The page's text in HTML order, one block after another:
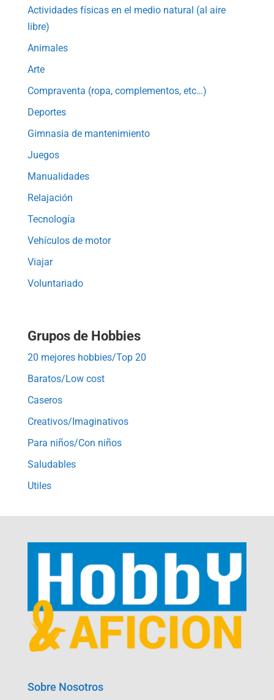
Actividades físicas en el medio natural (al aire
libre)
Animales
Arte
Compraventa (ropa, complementos, etc…)
Deportes
Gimnasia de mantenimiento
Juegos
Manualidades
Relajación
Tecnología
Vehículos de motor
Viajar
Voluntariado
Grupos de Hobbies
20 mejores hobbies/Top 20
Baratos/Low cost
Caseros
Creativos/Imaginativos
Para niños/Con niños
Saludables
Utiles
Sobre Nosotros